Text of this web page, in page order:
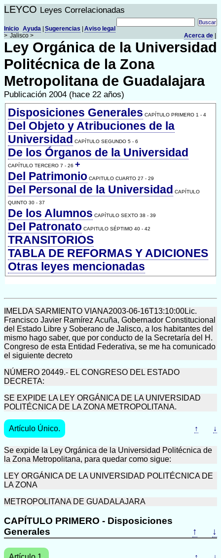
LEYCO Leyes Correlacionadas
Aviso legal
Sugerencias
Ayuda
Acerca de
Inicio
> Jalisco >
Ley Orgánica de la Universidad
Politécnica de la Zona
Metropolitana de Guadalajara
Publicación 2004 (hace 22 años)
Disposiciones Generales CAPÍTULO PRIMERO 1 - 4
Del Objeto y Atribuciones de la
Universidad CAPÍTULO SEGUNDO 5 - 6
De los Órganos de la Universidad
CAPÍTULO TERCERO 7 - 26 +
Del Patrimonio CAPITULO CUARTO 27 - 29
Del Personal de la Universidad CAPÍTULO
QUINTO 30 - 37
De los Alumnos CAPÍTULO SEXTO 38 - 39
Del Patronato CAPITULO SÉPTIMO 40 - 42
TRANSITORIOS
TABLA DE REFORMAS Y ADICIONES
Otras leyes mencionadas
IMELDA SARMIENTO VIANA2003-06-16T13:10:00Lic.
Francisco Javier Ramírez Acuña, Gobernador Constitucional
del Estado Libre y Soberano de Jalisco, a los habitantes del
mismo hago saber, que por conducto de la Secretaría del H.
Congreso de esta Entidad Federativa, se me ha comunicado
el siguiente decreto
NÚMERO 20449.- EL CONGRESO DEL ESTADO
DECRETA:
SE EXPIDE LA LEY ORGÁNICA DE LA UNIVERSIDAD
POLITÉCNICA DE LA ZONA METROPOLITANA.
Artículo Único. ↑ ↓
Se expide la Ley Orgánica de la Universidad Politécnica de
la Zona Metropolitana, para quedar como sigue:
LEY ORGÁNICA DE LA UNIVERSIDAD POLITÉCNICA DE
LA ZONA
METROPOLITANA DE GUADALAJARA
CAPÍTULO PRIMERO - Disposiciones
Generales
↑ ↓